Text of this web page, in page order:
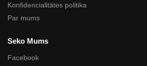
Konfidencialitātes politika
Par mums
Seko Mums
Facebook